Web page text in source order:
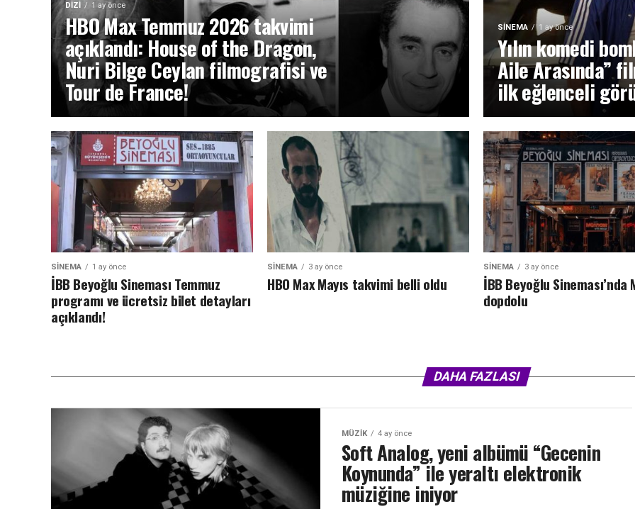
DIZI 1 ay önce
HBO Max Temmuz 2026 takvimi
açıklandı: House of the Dragon,
Nuri Bilge Ceylan filmografisi ve
Tour de France!
SINEMA 1 ay önce
Yılın komedi
Aile Arasında”
ilk eğlenceli
SINEMA 1 ay önce
İBB Beyoğlu Sineması Temmuz
programı ve ücretsiz bilet detayları
açıklandı!
SINEMA 3 ay önce
HBO Max Mayıs takvimi belli oldu
SINEMA 3 ay önce
İBB Beyoğlu Sineması’nda
dopdolu
DAHA FAZLASI
MÜZIK 4 ay önce
Soft Analog, yeni albümü “Gecenin
Koynunda” ile yeraltı elektronik
müziğine iniyor